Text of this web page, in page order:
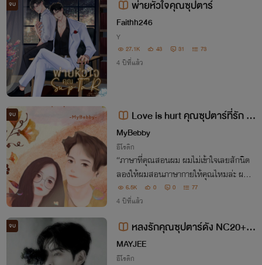
จบ พ่ายหัวใจคุณซุปตาร์
Faithh246
Y
27.1K 43 31 73
4 ปีที่แล้ว
จบ
Love is hurt คุณซุปตาร์ที่รัก (มี
E-Book)
MyBebby
อีโรติก
“ภาษาที่คุณสอนผม ผมไม่เข้าใจเลยสักนิด
ลองให้ผมสอนภาษากายให้คุณไหมล่ะ ผมรั
บรองได้เลยว่าคุณขาดมันไม่ได้อย่างแน่นอ
น” รอยยิ้มที่มุมปากกับเสียงกระซิบที่พูดข้าง
6.5K 0 0 77
4 ปีที่แล้ว
จบ
หลงรักคุณซุปตาร์ดัง NC20++
+
MAYJEE
อีโรติก